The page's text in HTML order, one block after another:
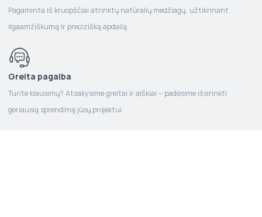
Pagaminta iš kruopščiai atrinktų natūralių medžiagų, užtikrinant
ilgaamžiškumą ir precizišką apdailą.
Greita pagalba
Turite klausimų? Atsakysime greitai ir aiškiai – padėsime išsirinkti
geriausią sprendimą jūsų projektui.